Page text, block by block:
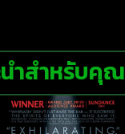
นำสำหรับคุณ